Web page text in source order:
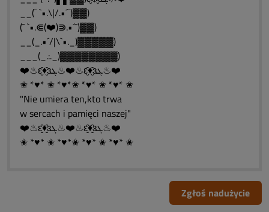
__(¯ `•.\|/.•´¯)▓▓)
(¯ `•.⋐(❤️)⋑.•´¯)▓▓)
__(_.•´/|\`•._)▓▓▓▓▓)
___(_.:._)▓▓▓▓▓▓▓▓)
❤️♨ԑ̮̑♦̮̑ɜܓ♨❤️♨ԑ̮̑♦̮̑ɜܓ♨❤️
✬ *♥* ✬ *♥*✬ *♥* ✬ *♥* ✬
"Nie umiera ten,kto trwa
w sercach i pamięci naszej"
❤️♨ԑ̮̑♦̮̑ɜܓ♨❤️♨ԑ̮̑♦̮̑ɜܓ♨❤️
✬ *♥* ✬ *♥*✬ *♥* ✬ *♥* ✬
Zgłoś nadużycie